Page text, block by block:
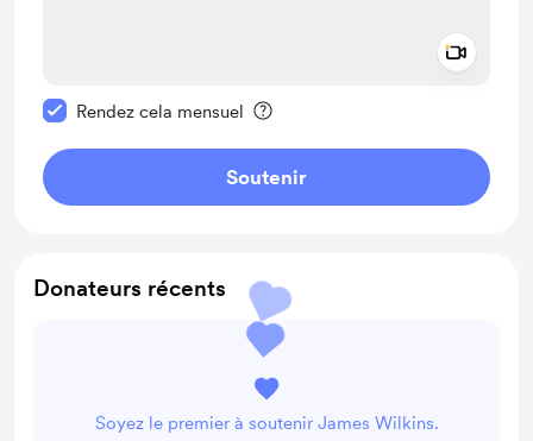
Rendez cela mensuel
Soutenir
Donateurs récents
Soyez le premier à soutenir James Wilkins.